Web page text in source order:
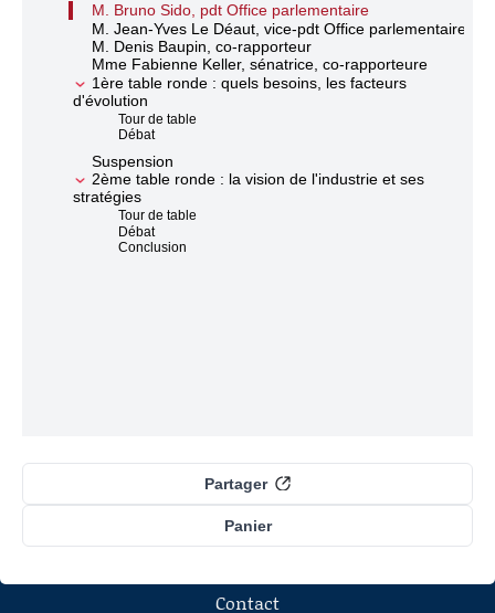
M. Bruno Sido, pdt Office parlementaire
M. Jean-Yves Le Déaut, vice-pdt Office parlementaire
M. Denis Baupin, co-rapporteur
Mme Fabienne Keller, sénatrice, co-rapporteure
1ère table ronde : quels besoins, les facteurs
d'évolution
Tour de table
Débat
Suspension
2ème table ronde : la vision de l'industrie et ses
stratégies
Tour de table
Débat
Conclusion
Panier
Partager
Contact